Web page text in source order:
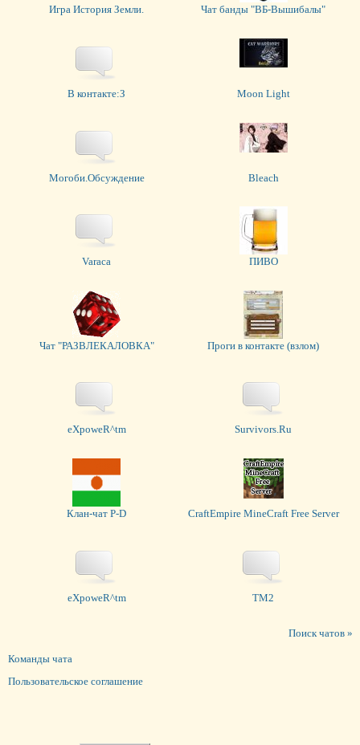
Игра История Земли. Чат банды "ВБ-Вышибалы"
В контакте:З Moon Light
Могоби.Обсуждение Bleach
Varaca ПИВО
Чат "РАЗВЛЕКАЛОВКА" Проги в контакте (взлом)
eXpoweR^tm Survivors.Ru
Клан-чат P-D CraftEmpire MineCraft Free Server
eXpoweR^tm TM2
Поиск чатов »
Команды чата
Пользовательское соглашение